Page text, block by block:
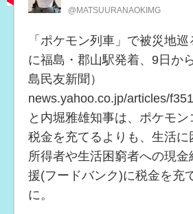
@MATSUURANAOKIMG
「ポケモン列車」で被災地
に福島・郡山駅発着、9日か
島民友新聞）
news.yahoo.co.jp/articles/
と内堀雅雄知事は、ポケモン
税金を充てるよりも、生活に
所得者や生活困窮者への現金
援(フードバンク)に税金を充
に。